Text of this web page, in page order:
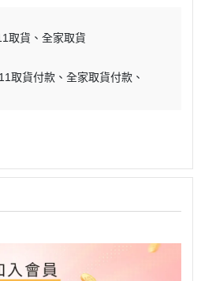
取貨
全家取貨
取貨付款
全家取貨付款